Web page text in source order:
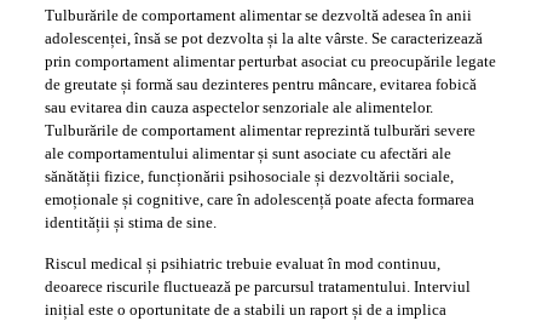
Tulburările de comportament alimentar se dezvoltă adesea în anii
adolescenței, însă se pot dezvolta și la alte vârste. Se caracterizează
prin comportament alimentar perturbat asociat cu preocupările legate
de greutate și formă sau dezinteres pentru mâncare, evitarea fobică
sau evitarea din cauza aspectelor senzoriale ale alimentelor.
Tulburările de comportament alimentar reprezintă tulburări severe
ale comportamentului alimentar și sunt asociate cu afectări ale
sănătății fizice, funcționării psihosociale și dezvoltării sociale,
emoționale și cognitive, care în adolescență poate afecta formarea
identității și stima de sine.
Riscul medical și psihiatric trebuie evaluat în mod continuu,
deoarece riscurile fluctuează pe parcursul tratamentului. Interviul
inițial este o oportunitate de a stabili un raport și de a implica